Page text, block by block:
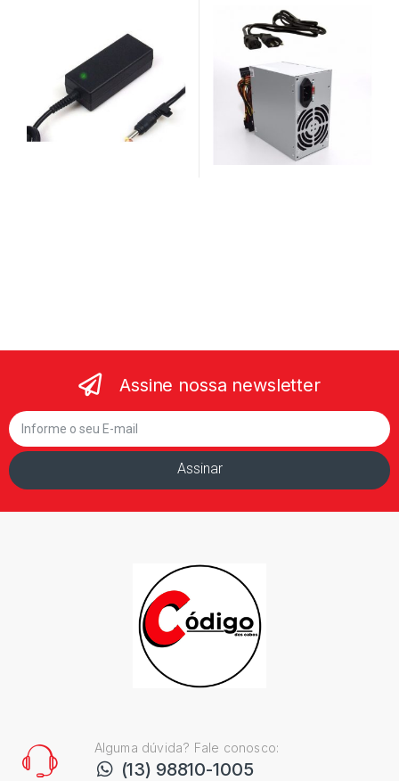
Assine nossa newsletter
Assinar
Alguma dúvida? Fale conosco:
(13) 98810-1005